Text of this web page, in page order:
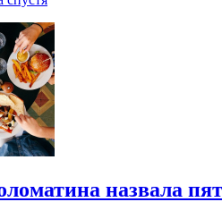
назвала